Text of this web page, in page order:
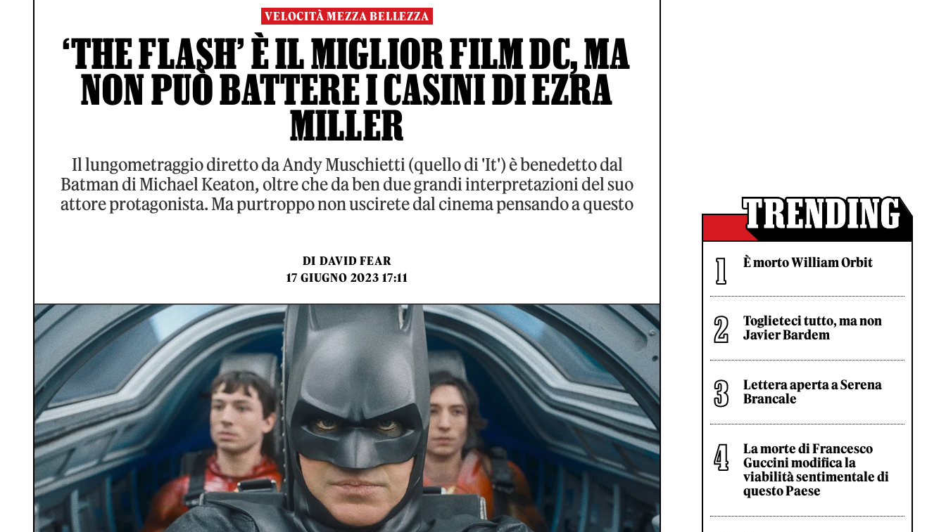
VELOCITÀ MEZZA BELLEZZA
‘THE FLASH’ È IL MIGLIOR FILM DC, MA
NON PUÒ BATTERE I CASINI DI EZRA
MILLER
Il lungometraggio diretto da Andy Muschietti (quello di 'It') è benedetto dal
Batman di Michael Keaton, oltre che da ben due grandi interpretazioni del suo
attore protagonista. Ma purtroppo non uscirete dal cinema pensando a questo
DI DAVID FEAR
17 GIUGNO 2023 17:11
È morto William Orbit
Toglieteci tutto, ma non
Javier Bardem
Lettera aperta a Serena
Brancale
La morte di Francesco
Guccini modifica la
viabilità sentimentale di
questo Paese